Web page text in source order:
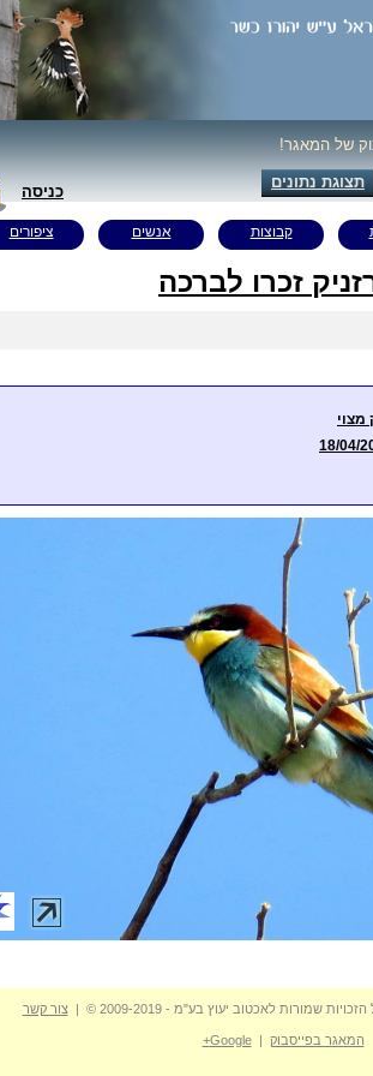
של המאגר!
תצוגת נתונים
כניסה
קבוצות אנשים ציפורים
זכרו לברכה
18/04/
שמורות לאכטוב יעוץ בע"מ - 2009-2019 © | צור קשר
המאגר בפייסבוק |
Google+